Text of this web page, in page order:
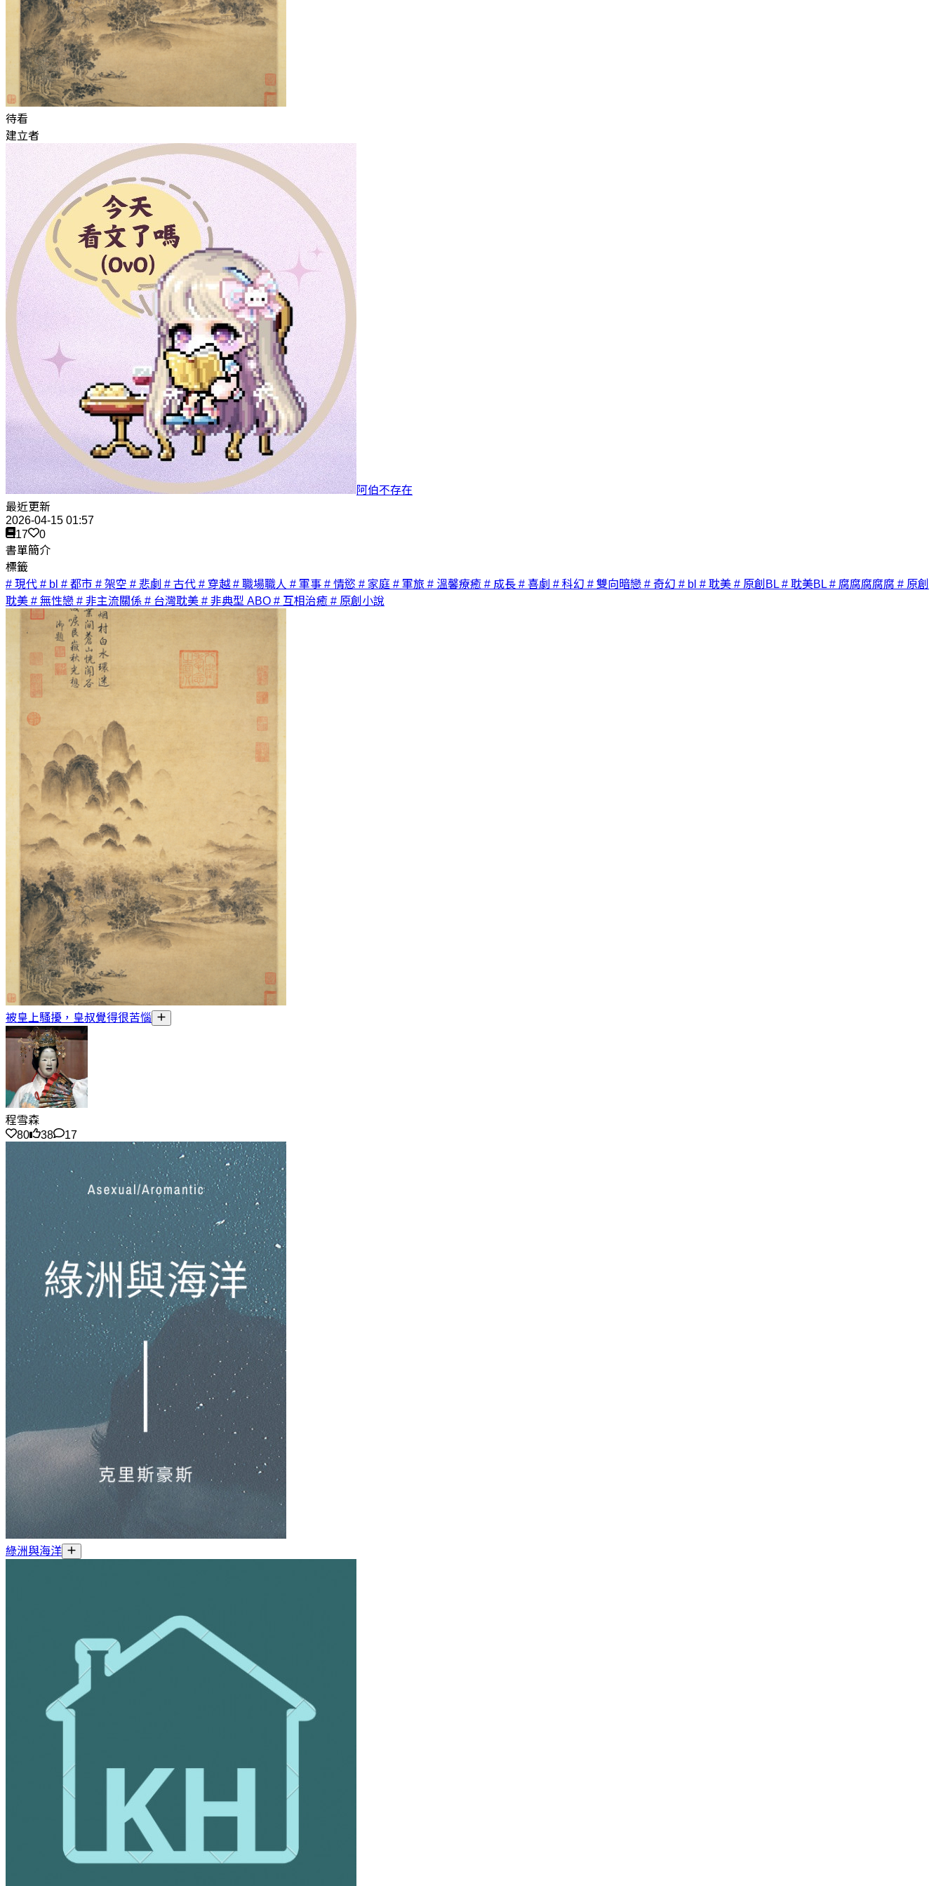
待看
建立者
阿伯不存在
最近更新
2026-04-15 01:57
17
0
書單簡介
標籤
# 現代 # bl # 都市 # 架空 # 悲劇 # 古代 # 穿越# 職場職人 # 軍事 # 情慾 # 家庭 # 軍旅 # 溫馨療癒 # 成長 # 喜劇 # 科幻 # 雙向暗戀 # 奇幻 # bl # 耽美 # 原創BL # 耽美BL # 腐腐腐腐腐 # 原創
耽美 # 無性戀 # 非主流關係 # 台灣耽美 # 非典型 ABO # 互相治癒 # 原創小說
被皇上騷擾，皇叔覺得很苦惱
程雪森
80
38 17
綠洲與海洋